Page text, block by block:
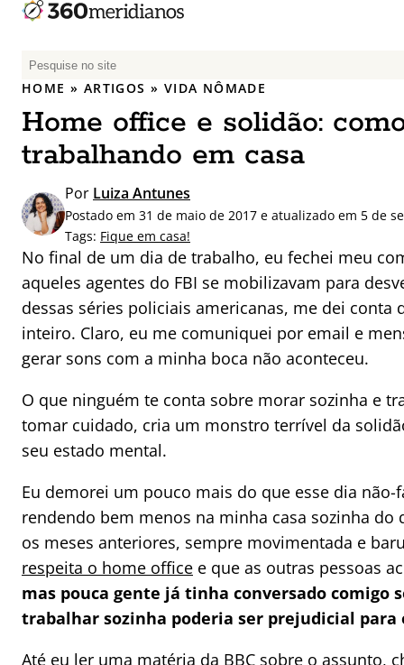
P
e
q
u
i
a
r
p
o
:
HOME » ARTIGOS » VIDA NÔMADE
Home office e solidão:
trabalhando em casa
Por Luiza Antunes
Postado em 31 de maio de 2017 e atualizado em 5 de
Tags: Fique em casa!
No final de um dia de trabalho, eu fechei meu
aqueles agentes do FBI se mobilizavam para
dessas séries policiais americanas, me dei
inteiro. Claro, eu me comuniquei por email e
gerar sons com a minha boca não aconteceu.
O que ninguém te conta sobre morar sozinha e
tomar cuidado, cria um monstro terrível da
seu estado mental.
Eu demorei um pouco mais do que esse dia
rendendo bem menos na minha casa sozinha do
os meses anteriores, sempre movimentada e
respeita o home office e que as outras pessoas
mas pouca gente já tinha conversado comigo
trabalhar sozinha poderia ser prejudicial para
Até eu ler uma matéria da BBC sobre o assunto,